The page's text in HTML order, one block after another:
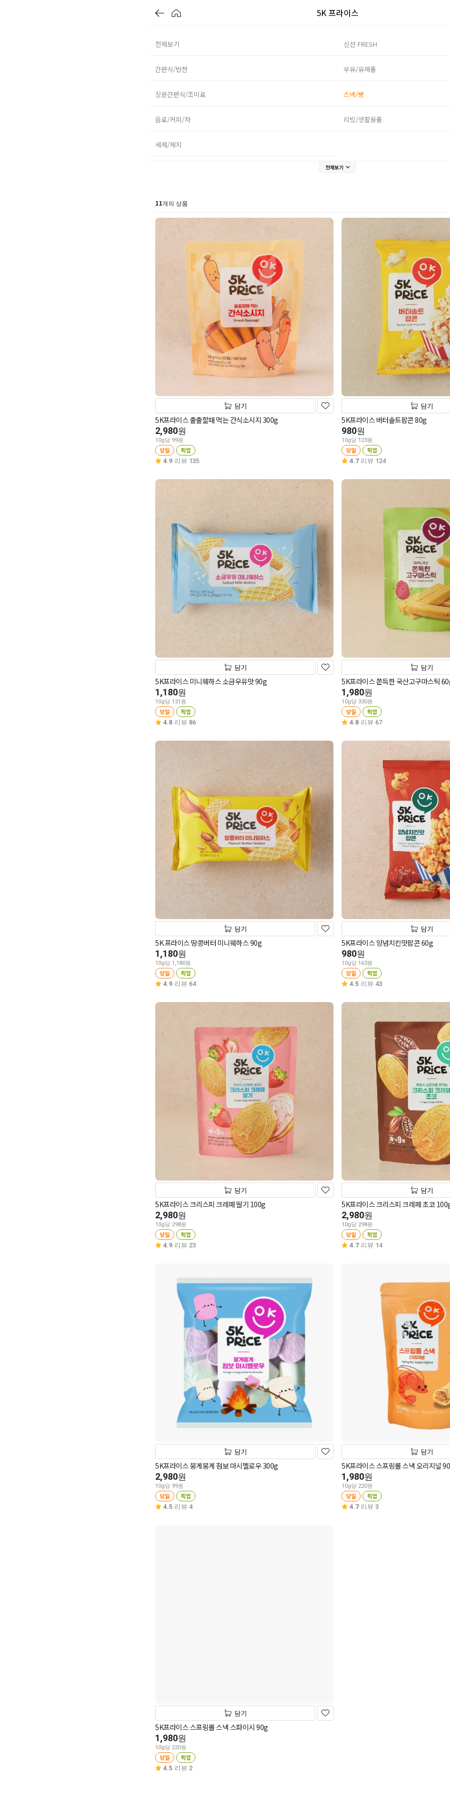
5K 프라이스
전체보기 신선 FRESH
간편식/반찬 우유/유제품
상온간편식/조미료 스낵/빵
음료/커피/차 리빙/생활용품
세제/제지
전체보기
11개의 상품
담기
5K프라이스 출출할때 먹는 간식소시지 300g
2,980원
10g당 99원
당일 픽업
4.9 리뷰 135
담기
5K프라이스 버터솔트팝콘 80g
980원
10g당 123원
당일 픽업
4.7 리뷰 124
담기
5K프라이스 미니웨하스 소금우유맛 90g
1,180원
10g당 131원
당일 픽업
4.8 리뷰 86
담기
5K프라이스 쫀득한 국산고구마스틱
1,980원
10g당 330원
당일 픽업
4.8 리뷰 67
담기
5K 프라이스 땅콩버터 미니웨하스 90g
1,180원
10g당 1,180원
당일 픽업
4.9 리뷰 64
담기
5K프라이스 양념치킨맛팝콘 60g
980원
10g당 163원
당일 픽업
4.5 리뷰 43
담기
5K프라이스 크리스피 크레페 딸기 100g
2,980원
10g당 298원
당일 픽업
4.9 리뷰 23
담기
5K프라이스 크리스피 크레페 초코
2,980원
10g당 298원
당일 픽업
4.7 리뷰 14
담기
5K프라이스 뭉게뭉게 점보 마시멜로우 300g
2,980원
10g당 99원
당일 픽업
4.5 리뷰 4
담기
5K프라이스 스프링롤 스낵 오리지널
1,980원
10g당 220원
당일 픽업
4.7 리뷰 3
담기
5K프라이스 스프링롤 스낵 스파이시 90g
1,980원
10g당 220원
당일 픽업
4.5 리뷰 2